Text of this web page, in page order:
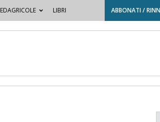
EDAGRICOLE LIBRI ABBONATI /